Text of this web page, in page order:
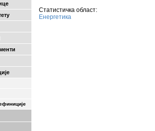
Статистичка област:
Енергетика